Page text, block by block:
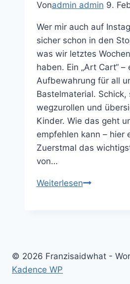
Vonadmin admin 9.
Wer mir auch auf
sicher schon in den
was wir letztes
haben. Ein „Art Cart“ –
Aufbewahrung für all
Bastelmaterial. Schick,
wegzurollen und
Kinder. Wie das geht
empfehlen kann – hier
Zuerstmal das
von…
WeiterlesenKunst
© 2026 Franzisaidwhat -
Kadence WP